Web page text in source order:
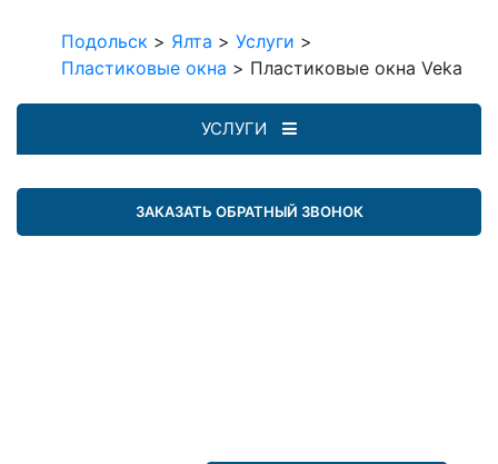
Подольск > Ялта > Услуги >
Пластиковые окна > Пластиковые окна Veka
УСЛУГИ
ЗАКАЗАТЬ ОБРАТНЫЙ ЗВОНОК